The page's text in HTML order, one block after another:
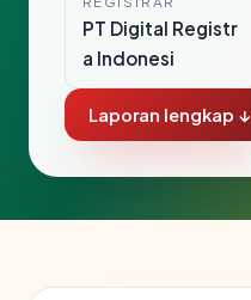
PT Digital Registr
a Indonesi
Laporan lengkap ↓